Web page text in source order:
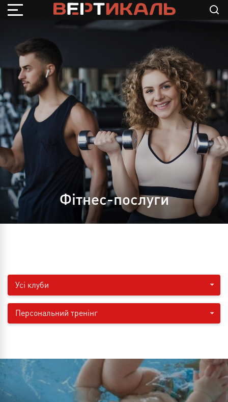
Фітнес-послуги
Усі клуби
Персональний тренінг